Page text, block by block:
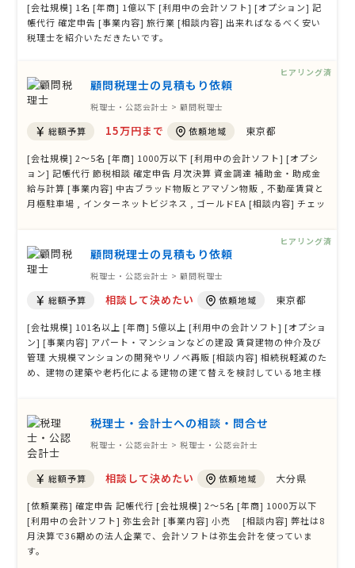
[会社規模] 1名 [年商] 1億以下 [利用中の会計ソフト] [オプション] 記
帳代行 確定申告 [事業内容] 旅行業 [相談内容] 出来ればなるべく安い
税理士を紹介いただきたいです。
顧問税理士の見積もり依頼
税理士・公認会計士 > 顧問税理士
総額予算 15万円まで 依頼地域 東京都
[会社規模] 2〜5名 [年商] 1000万以下 [利用中の会計ソフト] [オプシ
ョン] 記帳代行 節税相談 確定申告 月次決算 資金調達 補助金・助成金
給与計算 [事業内容] 中古ブラッド物販とアマゾン物販 , 不動産賃貸と
月極駐車場 , インターネットビジネス , ゴールドEA [相談内容] チェッ
ヒアリング済
顧問税理士の見積もり依頼
税理士・公認会計士 > 顧問税理士
総額予算 相談して決めたい 依頼地域 東京都
[会社規模] 101名以上 [年商] 5億以上 [利用中の会計ソフト] [オプショ
ン] [事業内容] アパート・マンションなどの建設 賃貸建物の仲介及び
管理 大規模マンションの開発やリノベ再販 [相談内容] 相続税軽減のた
め、建物の建築や老朽化による建物の建て替えを検討している地主様
ヒアリング済
税理士・会計士への相談・問合せ
税理士・公認会計士 > 税理士・公認会計士
総額予算 相談して決めたい 依頼地域 大分県
[依頼業務] 確定申告 記帳代行 [会社規模] 2〜5名 [年商] 1000万以下
[利用中の会計ソフト] 弥生会計 [事業内容] 小売 [相談内容] 弊社は8
月決算で36期めの法人企業で、会計ソフトは弥生会計を使っていま
す。